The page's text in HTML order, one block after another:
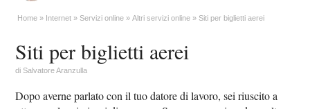
Home Internet Servizi online Altri servizi online Siti per biglietti aerei
Siti per biglietti aerei
diSalvatore Aranzulla
Dopo averne parlato con il tuo datore di lavoro, sei riuscito a